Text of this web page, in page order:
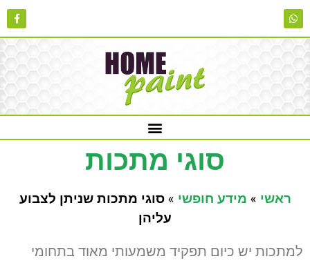
סוגי מתכות
ראשי » מידע חופשי »סוגי מתכות שניתן לצבוע
עליהן
למתכות יש כיום תפקיד משמעותי מאוד בתחומי